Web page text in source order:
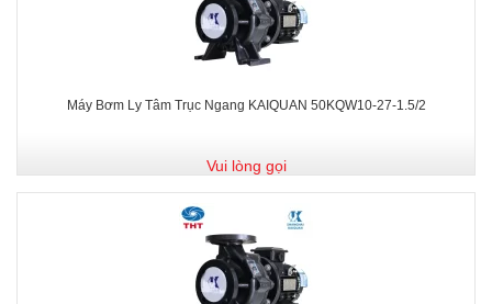
Máy Bơm Ly Tâm Trục Ngang KAIQUAN 50KQW10-27-1.5/2
Vui lòng gọi